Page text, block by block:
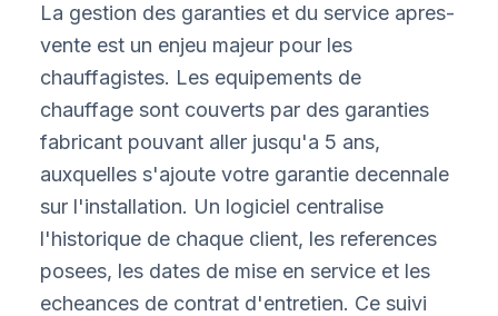
La gestion des garanties et du service apres-
vente est un enjeu majeur pour les
chauffagistes. Les equipements de
chauffage sont couverts par des garanties
fabricant pouvant aller jusqu'a 5 ans,
auxquelles s'ajoute votre garantie decennale
sur l'installation. Un logiciel centralise
l'historique de chaque client, les references
posees, les dates de mise en service et les
echeances de contrat d'entretien. Ce suivi